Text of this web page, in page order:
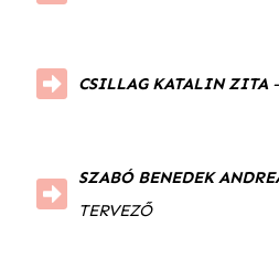
CSILLAG KATALIN ZITA
SZABÓ BENEDEK
TERVEZŐ